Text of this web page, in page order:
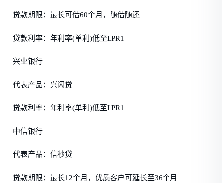
贷款期限：最长可借60个月，随借随还
贷款利率：年利率(单利)低至LPR1
兴业银行
代表产品：兴闪贷
贷款利率：年利率(单利)低至LPR1
中信银行
代表产品：信秒贷
贷款期限：最长12个月，优质客户可延长至36个月